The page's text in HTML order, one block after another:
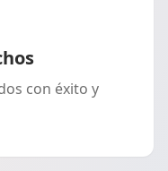
con éxito y